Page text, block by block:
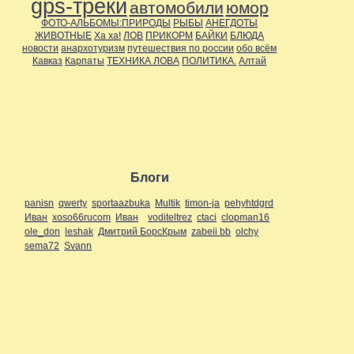
gps-треки автомобили юмор
ФОТО-АЛЬБОМЫ:ПРИРОДЫ РЫБЫ АНЕГДОТЫ
ЖИВОТНЫЕ Ха ха! ЛОВ ПРИКОРМ БАЙКИ БЛЮДА
новости анархотуризм путешествия по россии обо всём
Кавказ Карпаты ТЕХНИКА ЛОВА ПОЛИТИКА. Алтай
Блоги
panisn qwerty sportaazbuka Multik timon-ja pehyhtdgrd
Иван xoso66rucom Иван voditeltrez ctaci clopman16
ole_don leshak Дмитрий БорсКрым zabeii bb olchy
sema72 Svann